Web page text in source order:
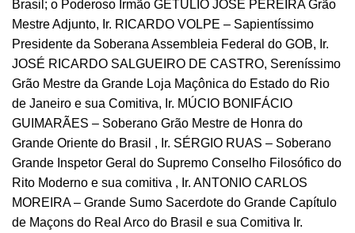
Brasil; o Poderoso Irmão GETÚLIO JOSÉ PEREIRA Grão
Mestre Adjunto, Ir. RICARDO VOLPE – Sapientíssimo
Presidente da Soberana Assembleia Federal do GOB, Ir.
JOSÉ RICARDO SALGUEIRO DE CASTRO, Sereníssimo
Grão Mestre da Grande Loja Maçônica do Estado do Rio
de Janeiro e sua Comitiva, Ir. MÚCIO BONIFÁCIO
GUIMARÃES – Soberano Grão Mestre de Honra do
Grande Oriente do Brasil , Ir. SÉRGIO RUAS – Soberano
Grande Inspetor Geral do Supremo Conselho Filosófico do
Rito Moderno e sua comitiva , Ir. ANTONIO CARLOS
MOREIRA – Grande Sumo Sacerdote do Grande Capítulo
de Maçons do Real Arco do Brasil e sua Comitiva Ir.